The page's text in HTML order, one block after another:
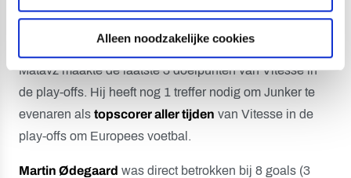
Alleen noodzakelijke cookies
Sander Boschker op ruime afstand: de oud-keeper heeft
18 partijen op de teller staan.
Matavz maakte de laatste 3 doelpunten van Vitesse in
de play-offs. Hij heeft nog 1 treffer nodig om Junker te
evenaren als topscorer aller tijden van Vitesse in de
play-offs om Europees voetbal.
Martin Ødegaard was direct betrokken bij 8 goals (3